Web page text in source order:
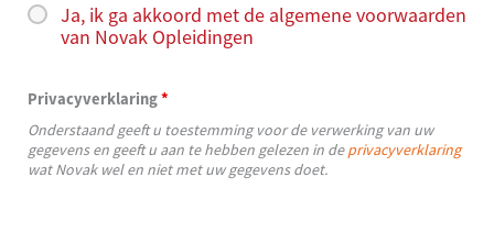
Ja, ik ga akkoord met de algemene voorwaarden
van Novak Opleidingen
Privacyverklaring*
Onderstaand geeft u toestemming voor de verwerking van uw
gegevens en geeft u aan te hebben gelezen in deprivacyverklaring
wat Novak wel en niet met uw gegevens doet.